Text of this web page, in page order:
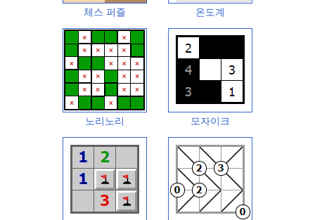
체스 퍼즐 온도계
노리노리 모자이크